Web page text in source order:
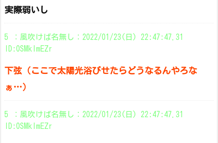
実際弱いし
5 ：風吹けば名無し：2022/01/23(日) 22:47:47.31
ID:0SMkImEZr
下弦（ここで太陽光浴びせたらどうなるんやろな
ぁ…）
5 ：風吹けば名無し：2022/01/23(日) 22:47:47.31
ID:0SMkImEZr